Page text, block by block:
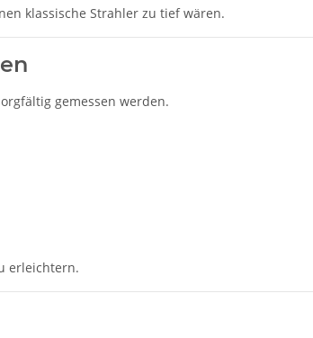
klassische Strahler zu tief wären.
gemessen werden.
erleichtern.